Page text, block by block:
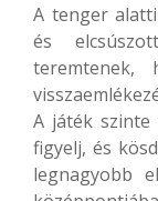
A tenger
és
teremtenek,
A játék szinte
figyelj, és
legnagyobb